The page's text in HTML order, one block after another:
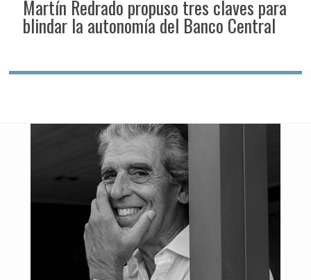
Martín Redrado propuso tres claves para
blindar la autonomía del Banco Central